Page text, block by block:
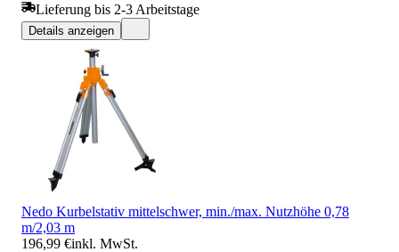
Lieferung bis 2-3 Arbeitstage
Details anzeigen
Nedo Kurbelstativ mittelschwer, min./max. Nutzhöhe 0,78
m/2,03 m
196,99 €inkl. MwSt.